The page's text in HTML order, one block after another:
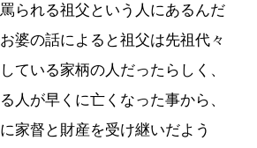
られる祖父という人にあるんだ
婆の話によると祖父は先祖代々
ている家柄の人だったらしく、
人が早くに亡くなった事から、
家督と財産を受け継いだよう